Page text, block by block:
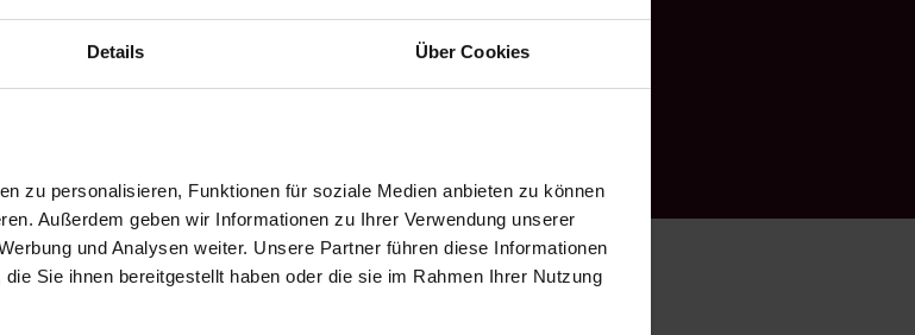
Details Über Cookies
zu personalisieren, Funktionen für soziale Medien anbieten zu können
Außerdem geben wir Informationen zu Ihrer Verwendung unserer
und Analysen weiter. Unsere Partner führen diese Informationen
Sie ihnen bereitgestellt haben oder die sie im Rahmen Ihrer Nutzung